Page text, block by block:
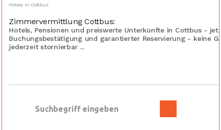
Hotels in Cottbus
Zimmervermittlung Cottbus:
Hotels, Pensionen und preiswerte Unterkünfte in Cottbus -
Buchungsbestätigung und garantierter Reservierung - keine
jederzeit stornierbar ...